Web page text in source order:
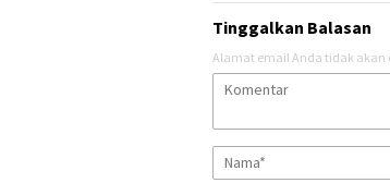
Tinggalkan Balasan
Alamat email Anda tidak akan